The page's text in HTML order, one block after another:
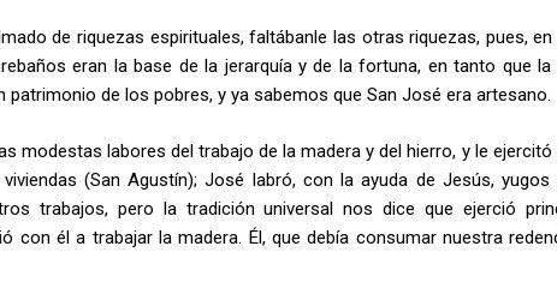
de riquezas espirituales, faltábanle las otras riquezas, pues,
eran la base de la jerarquía y de la fortuna, en tanto que
de los pobres, y ya sabemos que San José era artesano.
modestas labores del trabajo de la madera y del hierro, y le
(San Agustín); José labró, con la ayuda de Jesús, yugos
trabajos, pero la tradición universal nos dice que ejerció
con él a trabajar la madera. Él, que debía consumar nuestra